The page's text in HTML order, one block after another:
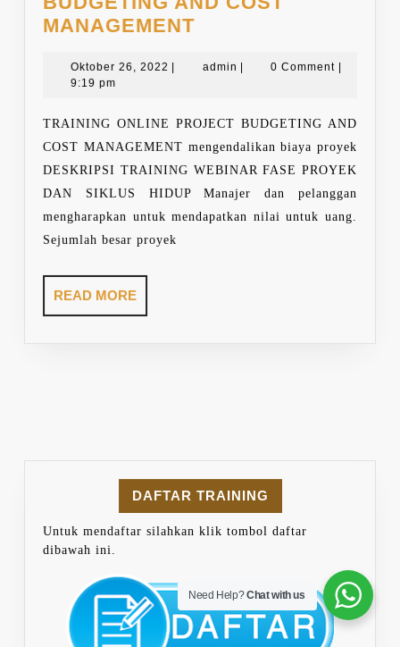
MANAGEMENTTRAINING
PROJECT
AND
COST
MANAGEMENT
Oktober 26, 2022 Oktoberadmin admin0 Comment
9:19 pm
TRAINING ONLINE PROJECT BUDGETING AND
COST MANAGEMENT mengendalikan biaya proyek
DESKRIPSI TRAINING WEBINAR FASE PROYEK
DAN SIKLUS HIDUP Manajer dan pelanggan
mengharapkan untuk mendapatkan nilai untuk uang.
Sejumlah besar proyek
READ MOREREAD
MORE
DAFTAR TRAINING
Untuk mendaftar silahkan klik tombol daftar
dibawah ini.
Need Help?Chat with us